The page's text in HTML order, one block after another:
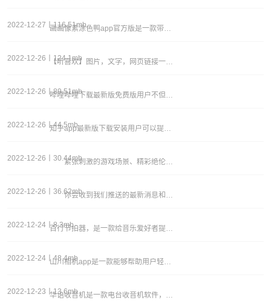
2022-12-27丨116.51mb 画画像素涂色鸭app官方版是一款带来给大家好用的手机绘画工具，带来给大家多种不同的绘画风格，可以让大家进行精彩的填色涂鸦体验，在这里不断的进行绘画创作，非常适合广大儿童们使用的绘画乐园，找到自己喜欢的图画进行精美色彩的绘画体验吧。软件功能：
2022-12-26丨124.1mb 【听喜欢】图片，文字，网页链接一键收听，你喜欢的都能听;【听热点】早报，快讯，公众号文章一键朗读，热点新闻随时听;【听书城】小说、电子书任意畅读，精彩内容随心听;【a.i.听】个性化定制自己的声音，个人主播温情上线;【多主播】优质中文、英文
2022-12-26丨89.51mb 哔哩哔哩下载最新版免费版用户不但能够收看丰富多彩的日本动漫合辑，还可以浏览网民们的留言评价，进一步提高了视频在线观看的趣味性。汇聚了诸多日本动漫发烧友，这为丰富的动漫资源提供了来源。做年轻人的时尚潮流文化娱乐社区。哔哩哔哩下载最新版免费版特
2022-12-26丨44.5mb 知乎app最新版下载安装用户可以提出问题并尽可能添加详细的问题描述，就会有用户给予你认真回复，每个人都能在这里各抒己见，不乏有行业专家和知名人士。对于满意的答案，用户可以通过点赞支持，点击喜欢或者直接将回答保存至收藏夹之中，以示支持和同意。
2022-12-26丨30.44mb 紧张刺激的游戏场景、精彩绝伦的战斗场面，让你惊喜连连，还能和小伙伴一起发弹幕吐槽互动!除此之外，还有综合视频清凉一夏~ 看最炫酷的游戏视频，分享属于你的游戏体验，游拍，有你好看!我该用什么姿势使用?推荐在wifi环境下观看视频，更流畅
2022-12-26丨36.62mb 你会收到我们推送的最新消息和独家戏剧内容。 你在这里会得到你所关注的戏曲剧团、戏曲名人的新闻和独家内容。 我们会定期组织j9旗舰厅的线下活动，让你过一把戏瘾，感受一下在戏曲演艺中做主角的乐趣。 我司将依托中央电视台戏曲频道和全国各地院团，为您
2022-12-24丨8.3mb 百行节拍器，是一款给音乐爱好者提供节奏培养的软件，可以增强用户的节奏感，培养音乐天赋。让很多人能够在线学习，掌握音乐的节拍，知道音乐的旋律，创作出超多优质的音乐作品。让大家可以任意选择音乐，自由练习，增强对音乐的敏感度。适合很多音乐专业的用
2022-12-24丨48.4mb 山川相机app是一款能够帮助用户轻松拍出具有大片质感的风景照，让拍照小白也能体验到摄影大师的感觉的拍照软件。有很多人可能都有旅游的爱好，并且在旅行到一个地点后都会选择拍照打卡留念。而有了这一款相机软件，用户们就能够更加轻松地拍出好看的风景照
2022-12-23丨13.6mb 华语收音机是一款电台收音机软件，它有着在线电台fm服务，你可以随时随地听电台节目，海量的电台等你来收听，实时新闻直播电台，深夜情感互动，地方省市节目台，音悦台，有声小说等等，各种电台随心切换，更有便捷的收听界面，点击播放，一键切换，多样化的